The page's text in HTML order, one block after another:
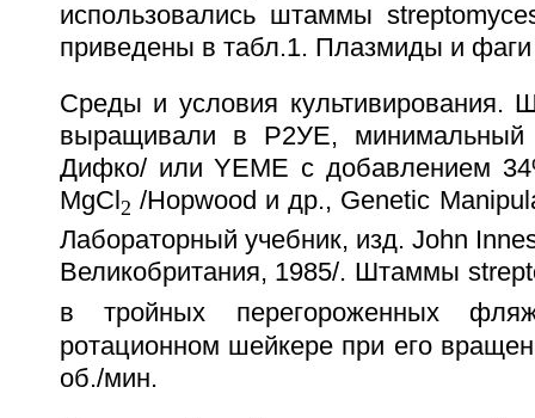
использовались штаммы
приведены в табл.1. Плазмиды и фаги
Среды и условия культивирования.
выращивали в Р2УЕ,
Дифко/ или YEME с добавлением
MgCl 2 /Hopwood и др., Genetic
Лабораторный учебник, изд. John
Великобритания, 1985/. Штаммы
в тройных перегороженных
ротационном шейкере при его
об./мин.